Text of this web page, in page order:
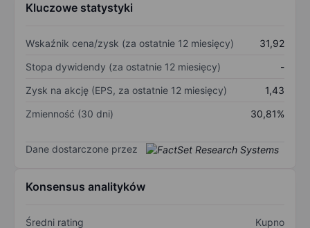
Kluczowe statystyki
Wskaźnik cena/zysk (za ostatnie 12 miesięcy)
31,92
Stopa dywidendy (za ostatnie 12 miesięcy)
-
Zysk na akcję (EPS, za ostatnie 12 miesięcy)
1,43
Zmienność (30 dni)
30,81%
Dane dostarczone przez
Konsensus analityków
Średni rating Kupno